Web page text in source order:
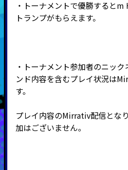
・トーナメントで優勝するとm
トランプがもらえます。
・トーナメント参加者のニッ
ンド内容を含むプレイ状況は
す。
プレイ内容のMirrativ配信とな
加はございません。